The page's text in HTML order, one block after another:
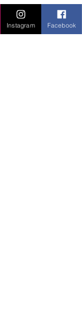
Hepsini Gör
Instagram Facebook